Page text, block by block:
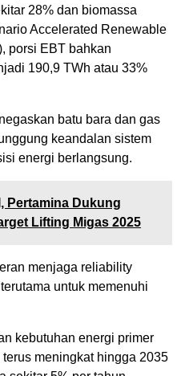
28% dan biomassa
Accelerated Renewable
porsi EBT bahkan
190,9 TWh atau 33%
batu bara dan gas
keandalan sistem
energi berlangsung.
Pertamina Dukung
Lifting Migas 2025
menjaga reliability
untuk memenuhi
kebutuhan energi primer
meningkat hingga 2035